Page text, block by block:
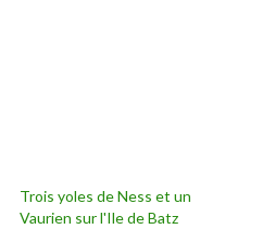
Trois yoles de Ness et un
Vaurien sur l'Ile de Batz